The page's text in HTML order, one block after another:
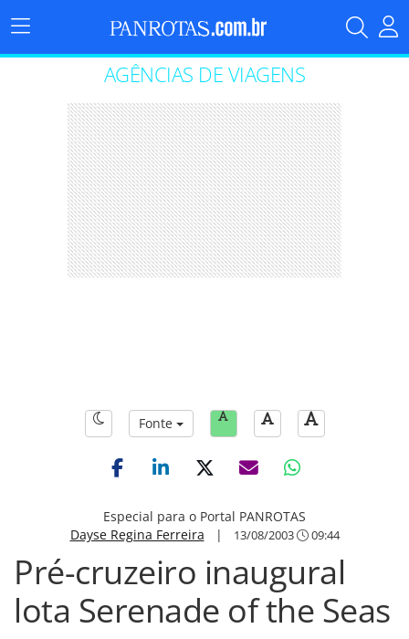
Menu
Principal
AGÊNCIAS DE VIAGENS
Fonte
Especial para o Portal PANROTAS
Dayse Regina Ferreira | 13/08/2003 09:44
Pré-cruzeiro inaugural
lota Serenade of the Seas